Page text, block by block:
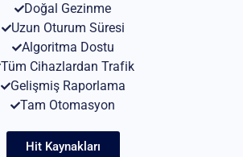
Doğal Gezinme
Uzun Oturum Süresi
Algoritma Dostu
Tüm Cihazlardan Trafik
Gelişmiş Raporlama
Tam Otomasyon
Hit Kaynakları